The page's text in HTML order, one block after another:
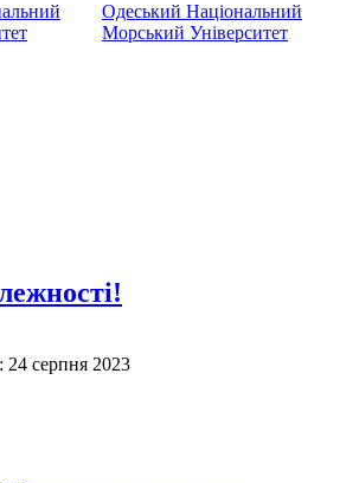
Одеський Національний
Морський Університет
24 серпня 2023